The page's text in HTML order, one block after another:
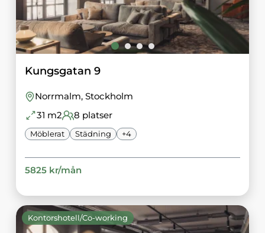
Kungsgatan 9
Norrmalm, Stockholm
31 m2 8 platser
Möblerat Städning +4
5825kr/mån
Kontorshotell/Co-working